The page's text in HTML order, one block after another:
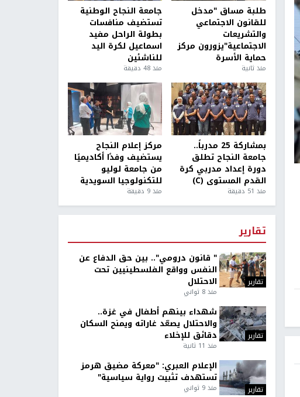
طلبة مساق "مدخل
للقانون الاجتماعي
والتشريعات
الاجتماعية"يزورون مركز
حماية الأسرة
منذ ثانية
جامعة النجاح الوطنية
تستضيف منافسات
بطولة الراحل مفيد
اسماعيل لكرة اليد
للناشئين
منذ 48 دقيقة
بمشاركة 25 مدرباً..
جامعة النجاح تطلق
دورة إعداد مدربي كرة
القدم المستوى (C)
منذ 51 دقيقة
مركز إعلام النجاح
يستضيف وفدًا أكاديميًا
من جامعة لوليو
للتكنولوجيا السويدية
منذ 9 دقيقة
تقارير
تقارير
" قانون درومي".. بين حق الدفاع عن
النفس وواقع الفلسطينيين تحت
الاحتلال
منذ 8 ثواني
تقارير
شهداء بينهم أطفال في غزة..
والاحتلال يصعّد غاراته ويمنح السكان
دقائق للإخلاء
منذ 11 ثانية
تقارير
الإعلام العبري: "معركة مضيق هرمز
تستهدف تثبيت رواية سياسية"
منذ 9 ثواني